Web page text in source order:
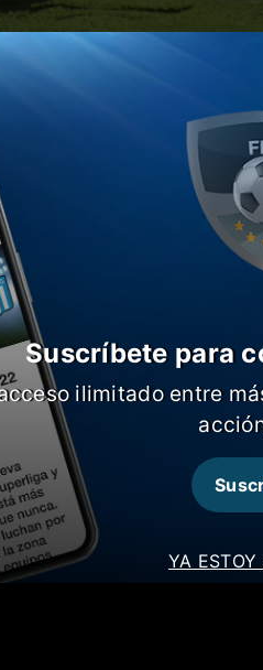
el score, la gran mayoría de
coincidieron en que
el duelo ante la
por encima del duelo
a Alemania.
YA ESTOY
Suscríbete para
ilimitado entre